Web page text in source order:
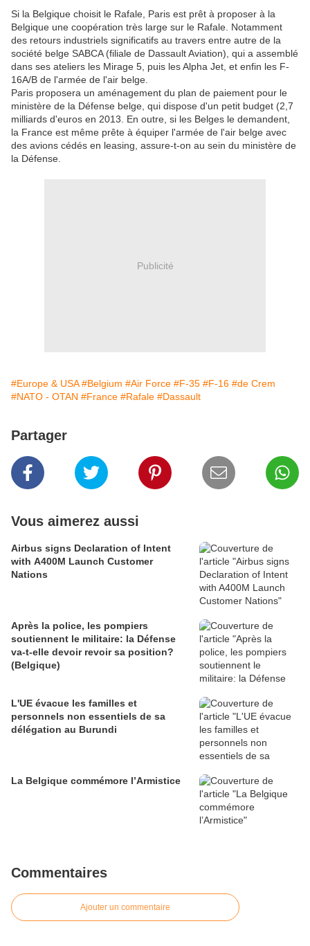
Si la Belgique choisit le Rafale, Paris est prêt à proposer à la
Belgique une coopération très large sur le Rafale. Notamment
des retours industriels significatifs au travers entre autre de la
société belge SABCA (filiale de Dassault Aviation), qui a assemblé
dans ses ateliers les Mirage 5, puis les Alpha Jet, et enfin les F-
16A/B de l'armée de l'air belge.
Paris proposera un aménagement du plan de paiement pour le
ministère de la Défense belge, qui dispose d'un petit budget (2,7
milliards d'euros en 2013. En outre, si les Belges le demandent,
la France est même prête à équiper l'armée de l'air belge avec
des avions cédés en leasing, assure-t-on au sein du ministère de
la Défense.
Publicité
#Europe & USA #Belgium #Air Force #F-35 #F-16 #de Crem
#NATO - OTAN #France #Rafale #Dassault
Partager
Vous aimerez aussi
Airbus signs Declaration of Intent
with A400M Launch Customer
Nations
Après la police, les pompiers
soutiennent le militaire: la Défense
va-t-elle devoir revoir sa position?
(Belgique)
L'UE évacue les familles et
personnels non essentiels de sa
délégation au Burundi
La Belgique commémore l’Armistice
Commentaires
Ajouter un commentaire